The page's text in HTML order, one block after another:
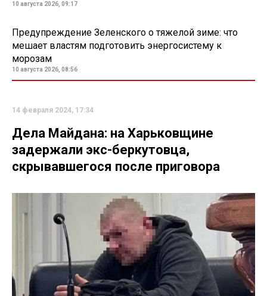
10 августа 2026, 09:17
Предупреждение Зеленского о тяжелой зиме: что
мешает властям подготовить энергосистему к
морозам
10 августа 2026, 08:56
14 февраля 2024, 17:34
Дела Майдана: на Харьковщине
задержали экс-беркутовца,
скрывавшегося после приговора